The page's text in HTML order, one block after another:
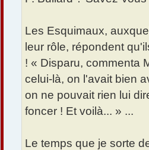
Les Esquimaux,
leur rôle, répondent
! « Disparu, commenta
celui-là, on l'avait bien
on ne pouvait rien lui
foncer ! Et voilà... » ...
Le temps que je sorte